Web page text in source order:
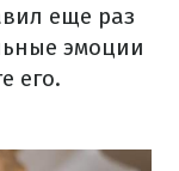
еще раз
эмоции
его.